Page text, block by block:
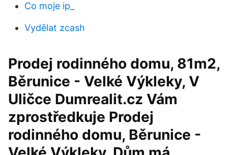
Co moje ip_
Vydělat zcash
Prodej rodinného domu, 81m2,
Běrunice - Velké Výkleky, V
Uličce Dumrealit.cz Vám
zprostředkuje Prodej
rodinného domu, Běrunice -